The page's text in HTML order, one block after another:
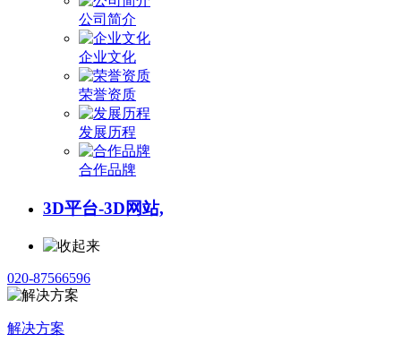
公司简介
企业文化
荣誉资质
发展历程
合作品牌
3D平台-3D网站,
020-87566596
解决方案